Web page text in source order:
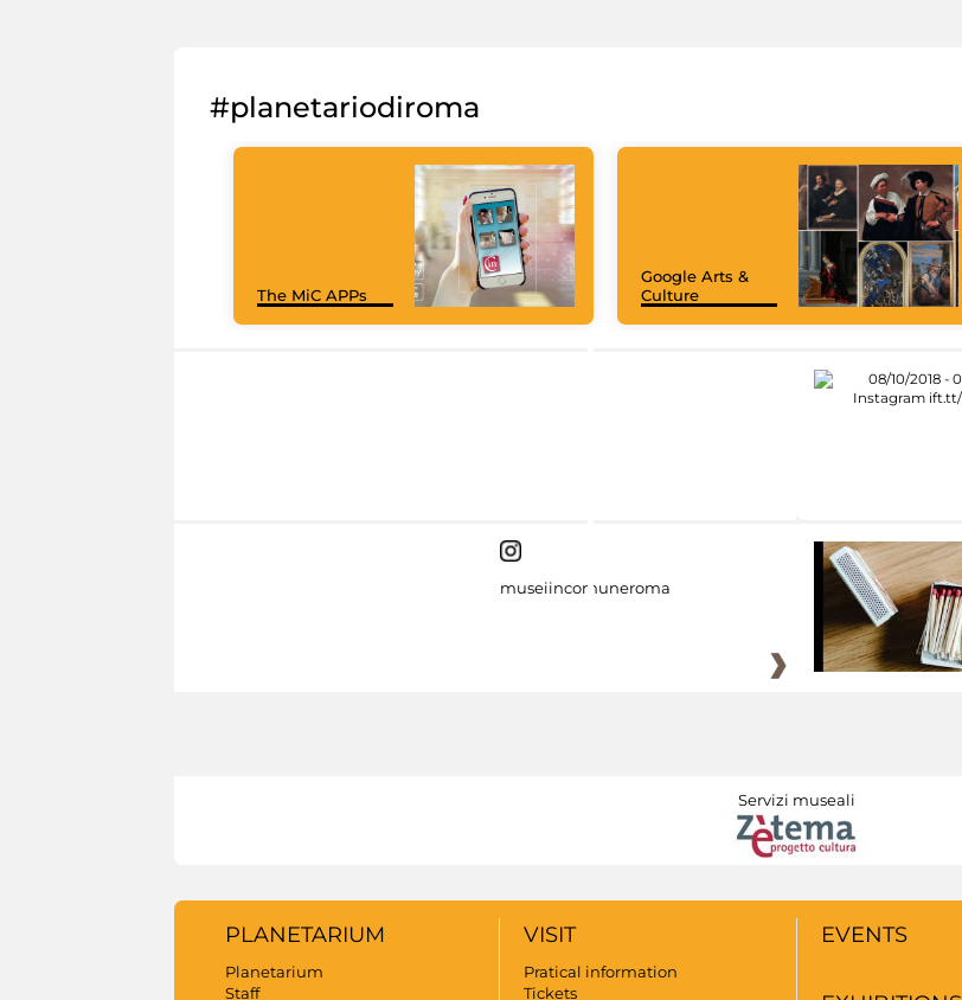
#planetariodiroma
The MiC APPs
Google Arts &
Culture
museiincomuneroma
Servizi museali
PLANETARIUM
Planetarium
Staff
VISIT
Pratical information
Tickets
EVENTS